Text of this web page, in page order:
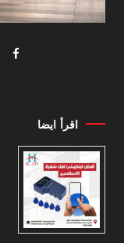
اقرأ ايضا